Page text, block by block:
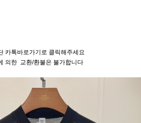
카톡바로가기로 클릭해주세요
의한 교환/환불은 불가합니다